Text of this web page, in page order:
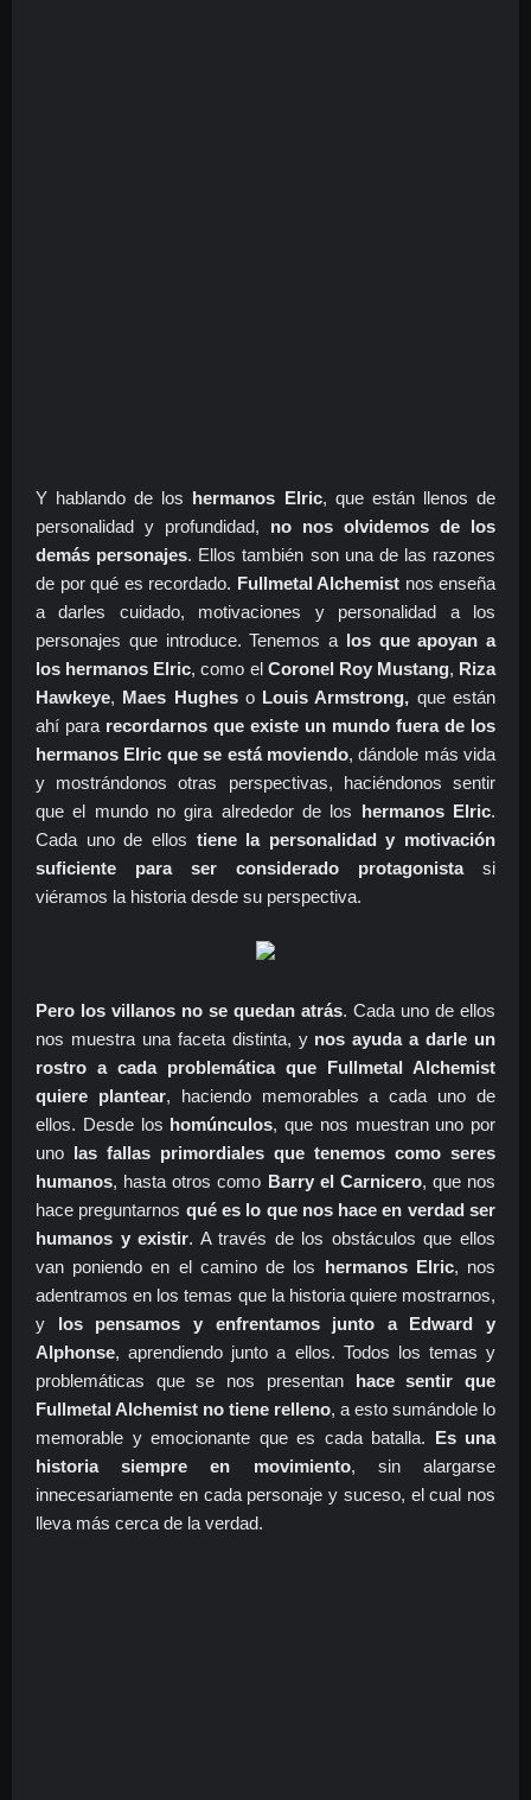
Y hablando de los hermanos Elric, que están llenos de
personalidad y profundidad, no nos olvidemos de los
demás personajes. Ellos también son una de las razones
de por qué es recordado. Fullmetal Alchemist nos enseña
a darles cuidado, motivaciones y personalidad a los
personajes que introduce. Tenemos a los que apoyan a
los hermanos Elric, como el Coronel Roy Mustang, Riza
Hawkeye, Maes Hugheso Louis Armstrong, que están
ahí para recordarnos que existe un mundo fuera de los
hermanos Elric que se está moviendo, dándole más vida
y mostrándonos otras perspectivas, haciéndonos sentir
que el mundo no gira alrededor de los hermanos Elric.
Cada uno de ellos tiene la personalidad y motivación
suficiente para ser considerado protagonistasi
viéramos la historia desde su perspectiva.
Pero los villanos no se quedan atrás. Cada uno de ellos
nos muestra una faceta distinta, y nos ayuda a darle un
rostro a cada problemática que Fullmetal Alchemist
quiere plantear, haciendo memorables a cada uno de
ellos. Desde los homúnculos, que nos muestran uno por
uno las fallas primordiales que tenemos como seres
humanos, hasta otros como Barry el Carnicero, que nos
hace preguntarnos qué es lo que nos hace en verdad ser
humanos y existir. A través de los obstáculos que ellos
van poniendo en el camino de los hermanos Elric, nos
adentramos en los temas que la historia quiere mostrarnos,
y los pensamos y enfrentamos junto a Edward y
Alphonse, aprendiendo junto a ellos. Todos los temas y
problemáticas que se nos presentan hace sentir que
Fullmetal Alchemist no tiene relleno, a esto sumándole lo
memorable y emocionante que es cada batalla. Es una
historia siempre en movimiento, sin alargarse
innecesariamente en cada personaje y suceso, el cual nos
lleva más cerca de la verdad.